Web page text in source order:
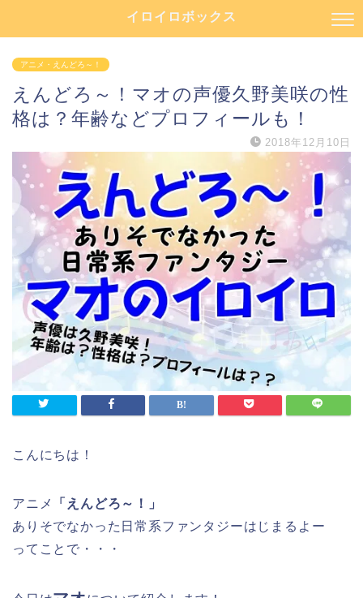
イロイロボックス
アニメ・えんどろ～！
えんどろ～！マオの声優久野美咲の性
格は？年齢などプロフィールも！
2018年12月10日
こんにちは！
アニメ
「えんどろ～！」
ありそでなかった日常系ファンタジーはじまるよー
ってことで・・・